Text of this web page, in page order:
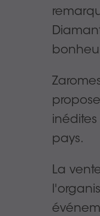
pays.
La